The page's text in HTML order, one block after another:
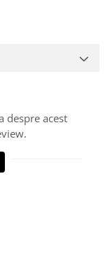
despre acest